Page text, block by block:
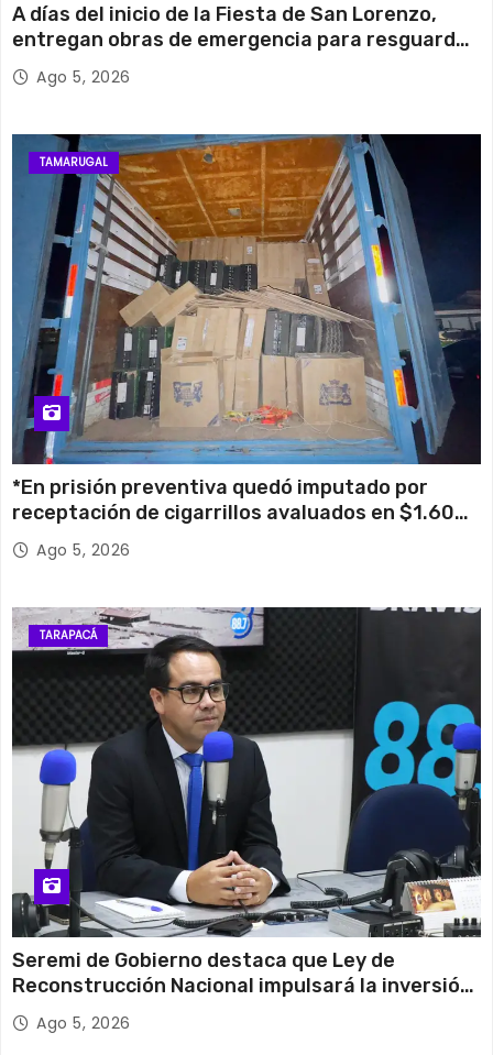
A días del inicio de la Fiesta de San Lorenzo,
entregan obras de emergencia para resguardar
su histórico campanario
Ago 5, 2026
TAMARUGAL
*En prisión preventiva quedó imputado por
receptación de cigarrillos avaluados en $1.600
millones*
Ago 5, 2026
TARAPACÁ
Seremi de Gobierno destaca que Ley de
Reconstrucción Nacional impulsará la inversión
y el empleo en Tarapacá
Ago 5, 2026